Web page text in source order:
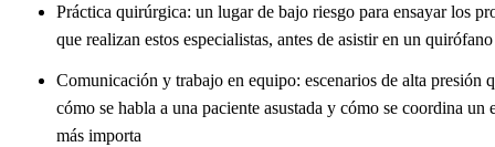
Práctica quirúrgica: un lugar de bajo riesgo para ensayar los
que realizan estos especialistas, antes de asistir en un
Comunicación y trabajo en equipo: escenarios de alta presión
cómo se habla a una paciente asustada y cómo se coordina un
más importa